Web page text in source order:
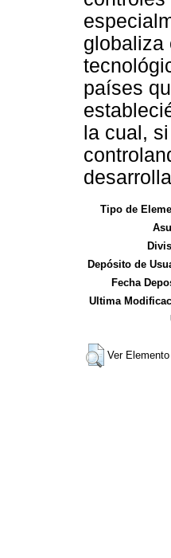
globaliza
países
la cual,
Tipo de
Depósito de
Fecha
Ultima
Ver Elemento